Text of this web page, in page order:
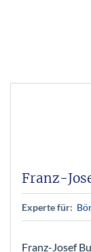
Franz-
Experte für:
Franz-Josef